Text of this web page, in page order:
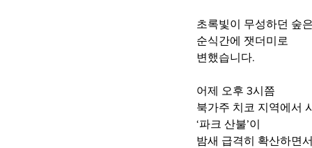
초록빛이 무성하던 숲은
순식간에 잿더미로
변했습니다.
어제 오후 3시쯤
북가주 치코 지역에서
‘파크 산불’이
밤새 급격히 확산하면서